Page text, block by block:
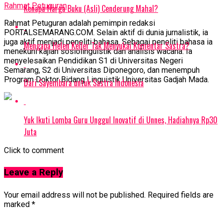
Rahmat Petuguran
Rahmat Petuguran adalah pemimpin redaksi
PORTALSEMARANG.COM. Selain aktif di dunia jurnalistik, ia
juga aktif menjadi peneliti bahasa. Sebagai peneliti bahasa ia
menekuni kajian sosiolinguistik dan analisis wacana. Ia
menyelesaikan Pendidikan S1 di Universitas Negeri
Semarang, S2 di Universitas Diponegoro, dan menempuh
Program Doktor Bidang Linguistik Universitas Gadjah Mada.
Kenapa Harga Buku (Asli) Cenderung Mahal?
Mengapa Helen Keller Tak Menyukai Komentar Sastra?
Dari Sayembara untuk Sastra Indonesia
Yuk Ikuti Lomba Guru Unggul Inovatif di Unnes, Hadiahnya Rp30
Juta
Click to comment
Leave a Reply
Your email address will not be published. Required fields are
marked *